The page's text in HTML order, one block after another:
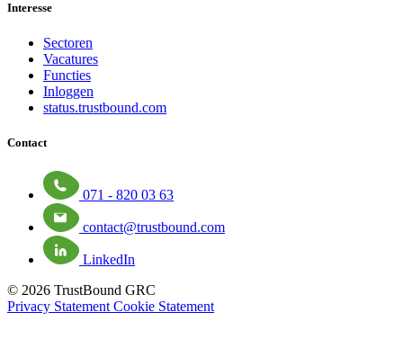
Interesse
Sectoren
Vacatures
Functies
Inloggen
status.trustbound.com
Contact
071 - 820 03 63
contact@trustbound.com
LinkedIn
© 2026 TrustBound GRC
Privacy Statement Cookie Statement